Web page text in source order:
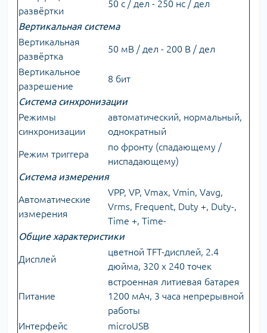
развёртки
50 с / дел - 250 нс / дел
Вертикальная система
Вертикальная
развёртка
50 мВ / дел - 200 В / дел
Вертикальное
разрешение
8 бит
Система синхронизации
Режимы
синхронизации
автоматический, нормальный,
однократный
Режим триггера
по фронту (спадающему /
ниспадающему)
Система измерения
Автоматические
измерения
VPP, VP, Vmax, Vmin, Vavg,
Vrms, Frequent, Duty +, Duty-,
Time +, Time-
Общие характеристики
Дисплей
цветной TFT-дисплей, 2.4
дюйма, 320 x 240 точек
Питание
встроенная литиевая батарея
1200 мАч, 3 часа непрерывной
работы
Интерфейс
microUSB